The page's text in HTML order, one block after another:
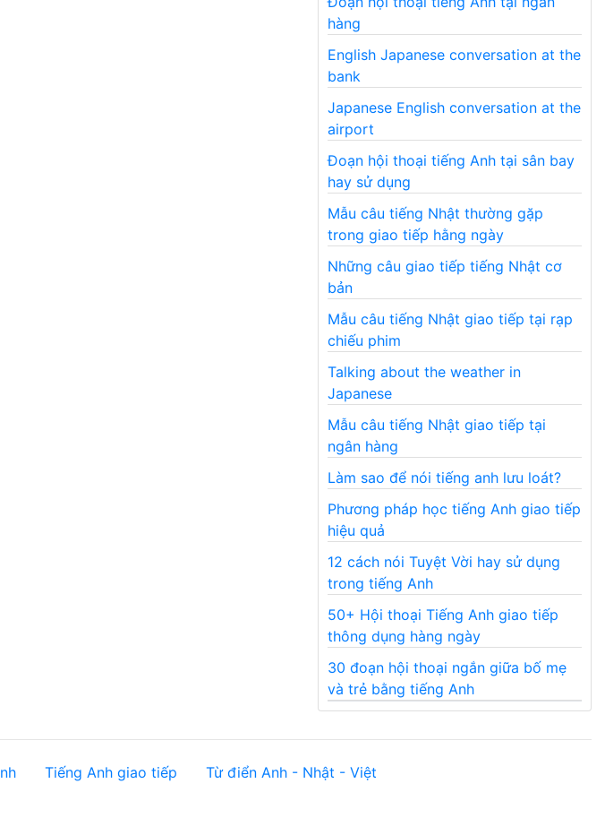
hàng
English Japanese conversation at the
bank
Japanese English conversation at the
airport
Đoạn hội thoại tiếng Anh tại sân bay
hay sử dụng
Mẫu câu tiếng Nhật thường gặp
trong giao tiếp hằng ngày
Những câu giao tiếp tiếng Nhật cơ
bản
Mẫu câu tiếng Nhật giao tiếp tại rạp
chiếu phim
Talking about the weather in
Japanese
Mẫu câu tiếng Nhật giao tiếp tại
ngân hàng
Làm sao để nói tiếng anh lưu loát?
Phương pháp học tiếng Anh giao tiếp
hiệu quả
12 cách nói Tuyệt Vời hay sử dụng
trong tiếng Anh
50+ Hội thoại Tiếng Anh giao tiếp
thông dụng hàng ngày
30 đoạn hội thoại ngắn giữa bố mẹ
và trẻ bằng tiếng Anh
Tiếng Anh giao tiếp
Từ điển Anh - Nhật - Việt